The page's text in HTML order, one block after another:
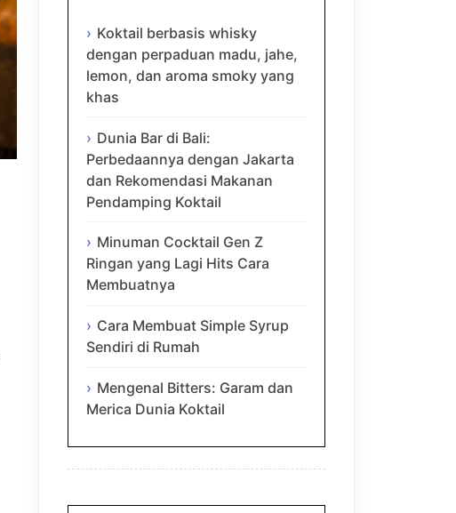
Koktail berbasis whisky
dengan perpaduan madu, jahe,
lemon, dan aroma smoky yang
khas
Dunia Bar di Bali:
Perbedaannya dengan Jakarta
dan Rekomendasi Makanan
Pendamping Koktail
Minuman Cocktail Gen Z
Ringan yang Lagi Hits Cara
Membuatnya
Cara Membuat Simple Syrup
Sendiri di Rumah
Mengenal Bitters: Garam dan
Merica Dunia Koktail